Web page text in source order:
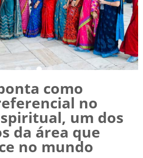
como
no
um dos
da área que
no mundo